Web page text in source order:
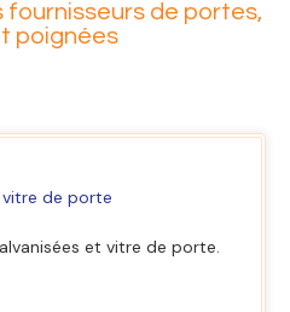
fournisseurs de portes,
poignées
de porte
et vitre de porte.